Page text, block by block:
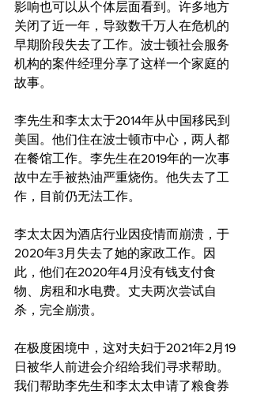
影响也可以从个体层面看到。许多地方
关闭了近一年，导致数千万人在危机的
早期阶段失去了工作。波士顿社会服务
机构的案件经理分享了这样一个家庭的
故事。
李先生和李太太于2014年从中国移民到
美国。他们住在波士顿市中心，两人都
在餐馆工作。李先生在2019年的一次事
故中左手被热油严重烧伤。他失去了工
作，目前仍无法工作。
李太太因为酒店行业因疫情而崩溃，于
2020年3月失去了她的家政工作。因
此，他们在2020年4月没有钱支付食
物、房租和水电费。丈夫两次尝试自
杀，完全崩溃。
在极度困境中，这对夫妇于2021年2月19
日被华人前进会介绍给我们寻求帮助。
我们帮助李先生和李太太申请了粮食券